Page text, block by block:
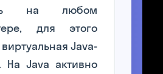
на любом
для этого
Java-
На Java активно